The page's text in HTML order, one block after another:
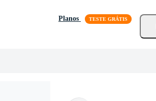
Planos